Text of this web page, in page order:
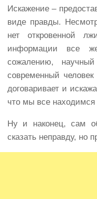
Искажение –
виде правды.
нет откровенной
информации все
сожалению,
современный
договаривает и
что мы все находимся
Ну и наконец, сам
сказать неправду, но